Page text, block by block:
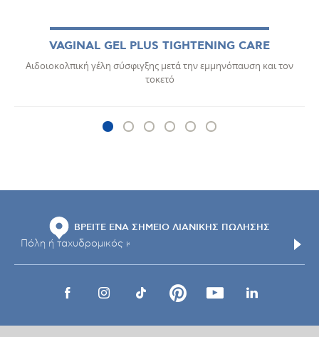
VAGINAL GEL PLUS TIGHTENING CARE
Αιδοιοκολπική γέλη σύσφιγξης μετά την εμμηνόπαυση και τον
τοκετό
ΒΡΕΙΤΕ ΕΝΑ ΣΗΜΕΙΟ ΛΙΑΝΙΚΗΣ ΠΩΛΗΣΗΣ